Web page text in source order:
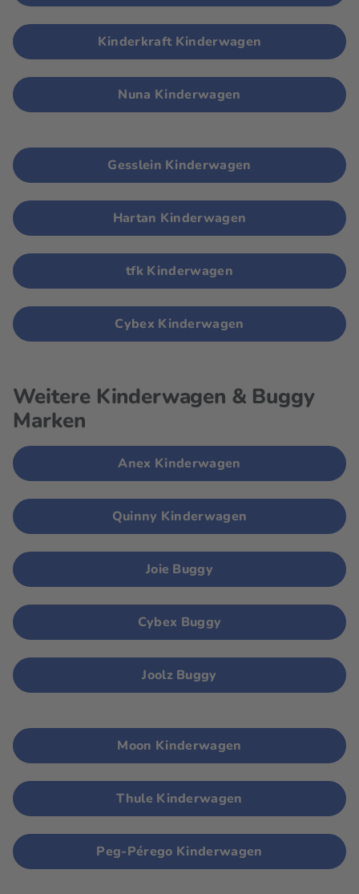
Kinderkraft Kinderwagen
Nuna Kinderwagen
Gesslein Kinderwagen
Hartan Kinderwagen
tfk Kinderwagen
Cybex Kinderwagen
Weitere Kinderwagen & Buggy
Marken
Anex Kinderwagen
Quinny Kinderwagen
Joie Buggy
Cybex Buggy
Joolz Buggy
Moon Kinderwagen
Thule Kinderwagen
Peg-Pérego Kinderwagen